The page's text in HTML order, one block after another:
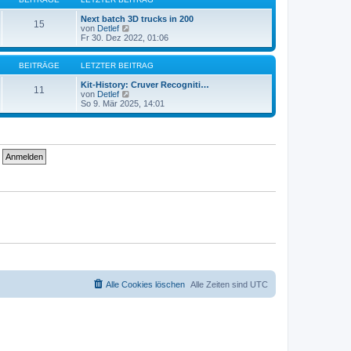
r
a
t
e
B
e
i
t
r
a
15
Next batch 3D trucks in 200
von Detlef
e
u
e
s
t
e
B
e
Fr 30. Dez 2022, 01:06
BEITRÄGE LETZTER BEITRAG
11
Kit-History: Cruver Recogniti…
von Detlef
e
u
So 9. Mär 2025, 14:01
Alle Zeiten sind UTC
Alle Cookies löschen